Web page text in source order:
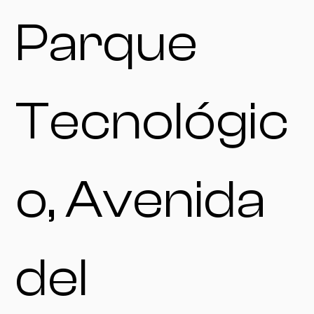
Parque
Tecnológic
o, Avenida
del